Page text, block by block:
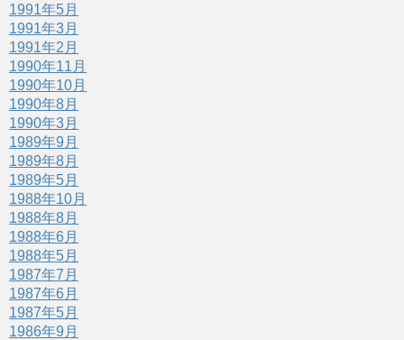
1991年5月
1991年3月
1991年2月
1990年11月
1990年10月
1990年8月
1990年3月
1989年9月
1989年8月
1989年5月
1988年10月
1988年8月
1988年6月
1988年5月
1987年7月
1987年6月
1987年5月
1986年9月